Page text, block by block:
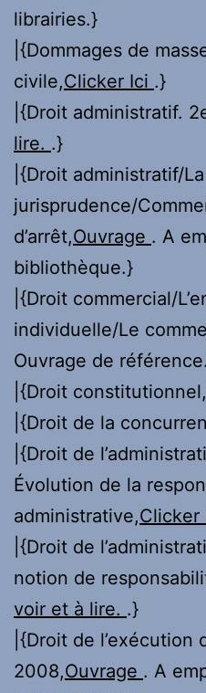
librairies.}
|{Dommages de
civile,Clicker Ici .}
|{Droit administratif.
lire. .}
|{Droit administratif/La
jurisprudence/
d’arrêt,Ouvrage . A
bibliothèque.}
|{Droit commercial/
individuelle/Le
Ouvrage de
|{Droit constitutionnel,
|{Droit de la
|{Droit de
Évolution de la
administrative,Clicker
|{Droit de
notion de
voir et à lire. .}
|{Droit de
2008,Ouvrage . A